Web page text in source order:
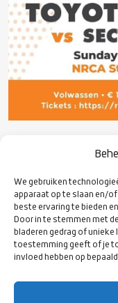
We gebruiken
apparaat op te slaan en/
beste ervaring te bieden
Door in te stemmen met
bladeren gedrag of unieke
toestemming geeft of je
invloed hebben op
Dringend
wedstrijd te zijn!
Zondag 14 januari
eerste wedstrijd in
topploeg met Ruan
deze wedstrijd zijn